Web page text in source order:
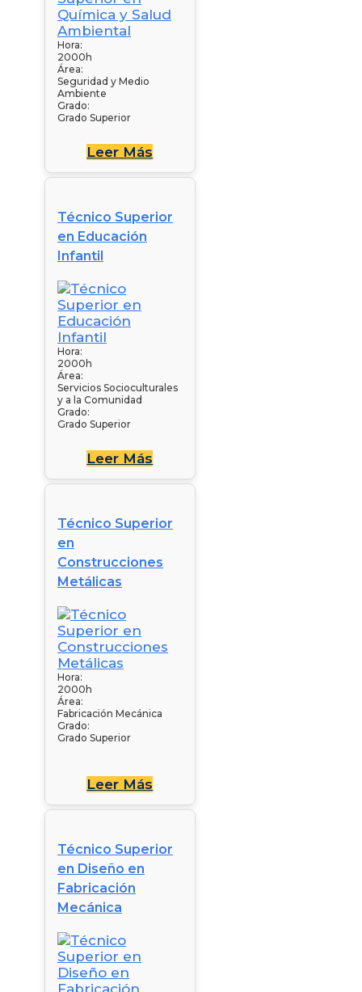
Hora:
2000h
Área:
Seguridad y Medio
Ambiente
Grado:
Grado Superior
Leer Más
Técnico Superior
en Educación
Infantil
Hora:
2000h
Área:
Servicios Socioculturales
y a la Comunidad
Grado:
Grado Superior
Leer Más
Técnico Superior
en
Construcciones
Metálicas
Hora:
2000h
Área:
Fabricación Mecánica
Grado:
Grado Superior
Leer Más
Técnico Superior
en Diseño en
Fabricación
Mecánica